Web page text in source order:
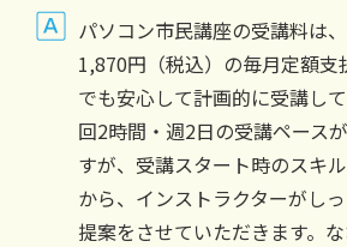
パソコン市民講座の受講料は
1,870円（税込）の毎月定額支
でも安心して計画的に受講し
回2時間・週2日の受講ペース
すが、受講スタート時のスキ
から、インストラクターがし
提案をさせていただきます。